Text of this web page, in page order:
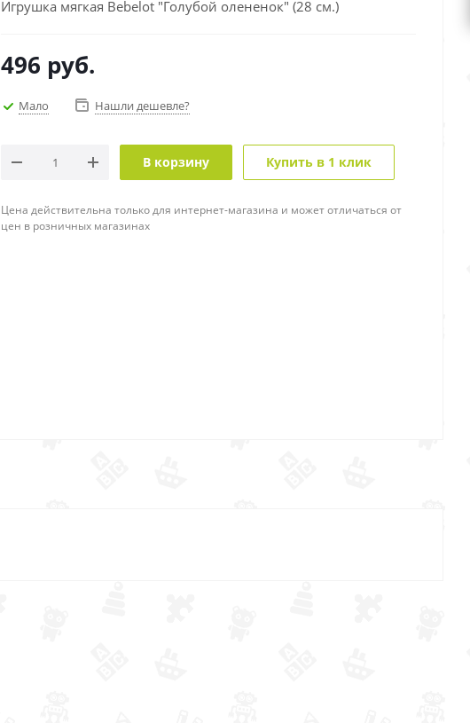
Игрушка мягкая Bebelot "Голубой олененок" (28 см.)
496 руб.
Мало Нашли дешевле?
В корзину Купить в 1 клик
Цена действительна только для интернет-магазина и может отличаться от
цен в розничных магазинах